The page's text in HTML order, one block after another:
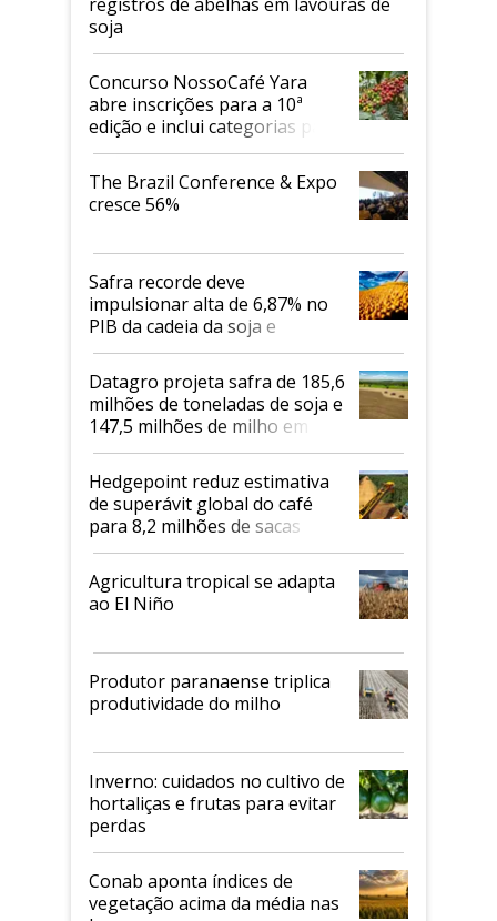
soja
Concurso NossoCafé Yara
abre inscrições para a 10ª
edição e inclui categorias para
cafés Canephora
The Brazil Conference & Expo
cresce 56%
Safra recorde deve
impulsionar alta de 6,87% no
PIB da cadeia da soja e
biodiesel em 2026
Datagro projeta safra de 185,6
milhões de toneladas de soja e
147,5 milhões de milho em
2026/27
Hedgepoint reduz estimativa
de superávit global do café
para 8,2 milhões de sacas
Agricultura tropical se adapta
ao El Niño
Produtor paranaense triplica
produtividade do milho
Inverno: cuidados no cultivo de
hortaliças e frutas para evitar
perdas
Conab aponta índices de
vegetação acima da média nas